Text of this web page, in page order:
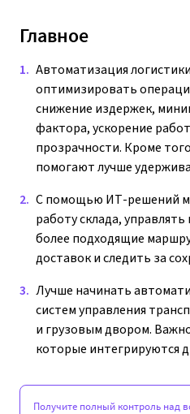
Главное
Автоматизация
оптимизировать
снижение издержек,
фактора, ускорение
прозрачности. Кроме
помогают лучше
С помощью ИТ-решений
работу склада,
более подходящие
доставок и следить за
Лучше начинать
систем управления
и грузовым двором.
которые интегрируются
Получите полный контроль над